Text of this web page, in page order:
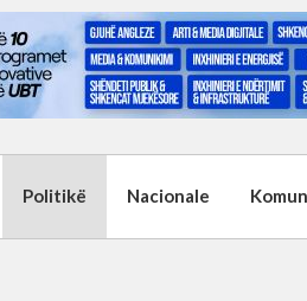
Politikë Nacionale